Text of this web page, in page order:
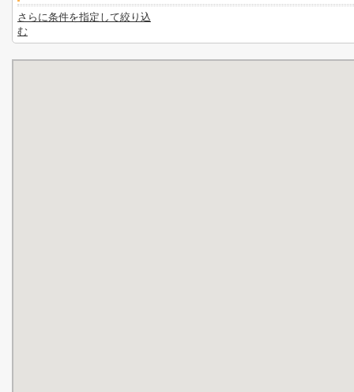
さらに条件を指定して絞り込
む